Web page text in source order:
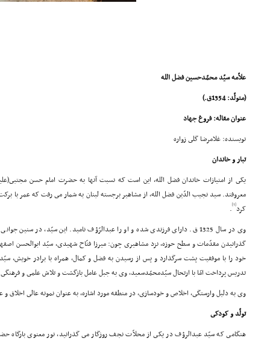
علاّمه سیّد محمّدحسین فضل الله
(متولّد: 1354ق.)
عنوان مقاله: فروغ جهاد
نویسنده: غلامرضا گلى زواره
تبار و خاندان
یکى از امتیازات خاندان فضل الله، این است که نسبت آنها به حضرت امام حسن
معروفند. سید نجیب الدّین فضل الله، از مشاهیر برجسته لبنان به شمار مى رفت که عمر با
کرد[1]
.
وى در سال 1325 ق. داراى فرزندى شده و او را عبدالرّؤف نامید. این سیّد، در
گذرانیدن مقدّمات و سطح حوزه، نزد مشاهیرى چون: میرزا فتّاح شهیدى، سیّد ابوالحسن
خود را با موفقیت پشت سرگذارد و پس از رسیدن به فضل و کمال، همراه با برادر
تدریس پرداخت امّا با ارتحال سیّدمحمّدسعید، وى به جبل عامل بازگشت و تلاش علمى و
وى به دلیل وارستگى، اخلاص و خودسازى، در منطقه مورد اشاره، به عنوان نمونه عالى اخلاق
تولّد و کودکى
هنگامى که سیّد عبدالرؤف در یکى از محلاّت نجف روزگار مى گذرانید، نور معنوى بارگاه